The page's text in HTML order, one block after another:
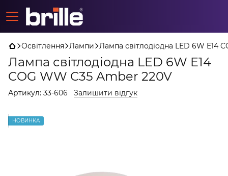
Освітлення Лампи Лампа світлодіодна LED 6W E14
Лампа світлодіодна LED 6W E14
COG WW C35 Amber 220V
Артикул: 33-606 Залишити відгук
НОВИНКА